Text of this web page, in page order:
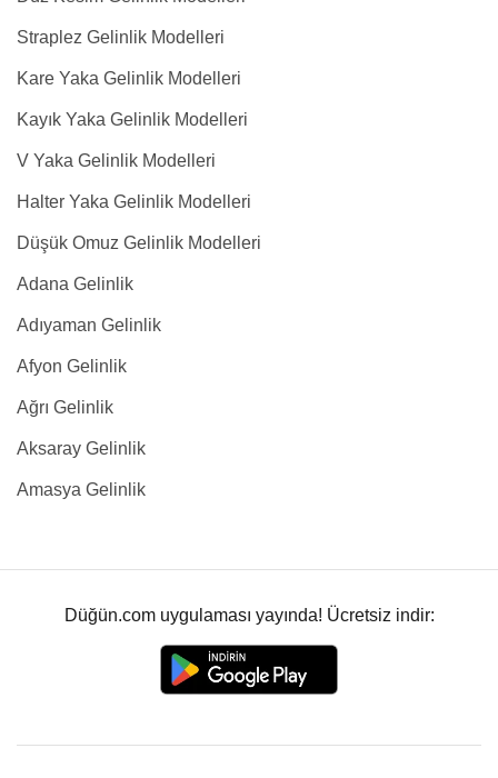
Straplez Gelinlik Modelleri
Kare Yaka Gelinlik Modelleri
Kayık Yaka Gelinlik Modelleri
V Yaka Gelinlik Modelleri
Halter Yaka Gelinlik Modelleri
Düşük Omuz Gelinlik Modelleri
Adana Gelinlik
Adıyaman Gelinlik
Afyon Gelinlik
Ağrı Gelinlik
Aksaray Gelinlik
Amasya Gelinlik
Düğün.com uygulaması yayında! Ücretsiz indir: